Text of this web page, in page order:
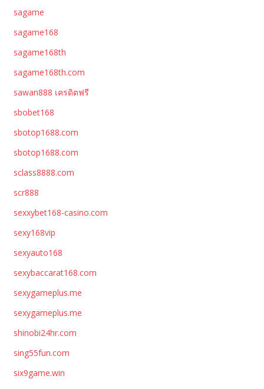
sagame
sagame168
sagame168th
sagame168th.com
sawan888 เครดิตฟรี
sbobet168
sbotop1688.com
sbotop1688.com
sclass8888.com
scr888
sexxybet168-casino.com
sexy168vip
sexyauto168
sexybaccarat168.com
sexygameplus.me
sexygameplus.me
shinobi24hr.com
sing55fun.com
six9game.win